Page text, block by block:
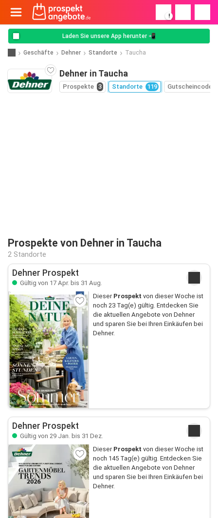
!
Laden Sie unsere App herunter 📲
Geschäfte Dehner Standorte Taucha
Dehner in Taucha
Prospekte 3 Standorte 119 Gutscheincodes
Prospekte von Dehner in Taucha
2 Standorte
Dehner Prospekt
Gültig von 17 Apr. bis 31 Aug.
Dieser Prospekt von dieser Woche ist
noch 23 Tag(e) gültig. Entdecken Sie
die aktuellen Angebote von Dehner
und sparen Sie bei Ihren Einkäufen bei
Dehner.
Dehner Prospekt
Gültig von 29 Jan. bis 31 Dez.
Dieser Prospekt von dieser Woche ist
noch 145 Tag(e) gültig. Entdecken Sie
die aktuellen Angebote von Dehner
und sparen Sie bei Ihren Einkäufen bei
Dehner.